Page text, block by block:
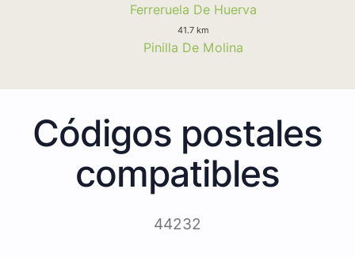
Ferreruela De Huerva
41.7 km
Pinilla De Molina
Códigos postales
compatibles
44232